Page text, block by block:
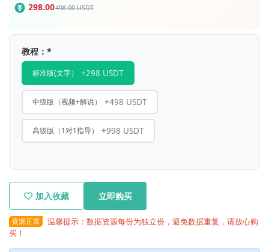
298.00498.00USDT
教程： *
标准版(文字） +298 USDT
中级版（视频+解说） +498 USDT
高级版（1对1指导） +998 USDT
加入收藏 立即购买
资源正常
温馨提示：数据资源每份为独立份，避免数据重复，请放心购
买！